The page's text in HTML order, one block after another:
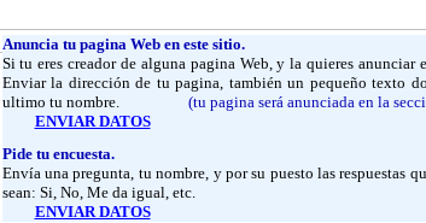
Anuncia tu pagina Web en este sitio.
Si tu eres creador de alguna pagina Web, y la quieres anunciar
Enviarla dirección de tu pagina, también un pequeño texto
ultimo tu nombre.
(tu pagina será anunciada en la
ENVIAR DATOS
Pide tu encuesta.
Envía una pregunta, tu nombre, y por su puesto las respuestas
sean: Si, No, Me da igual, etc.
ENVIAR DATOS